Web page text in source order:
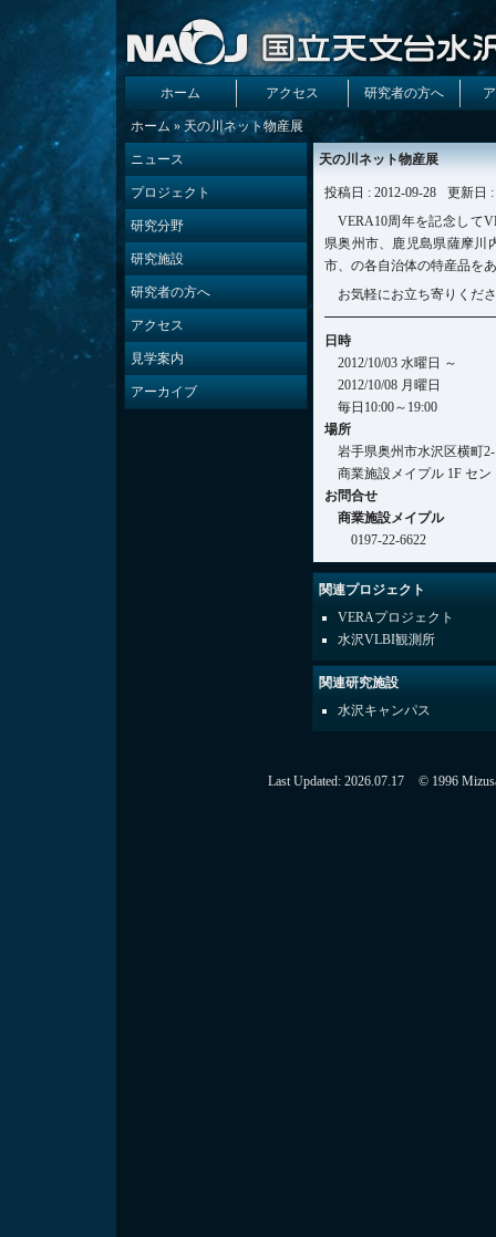
ホーム アクセス 研究者の方へ
ホーム » 天の川ネット物産展
ニュース
プロジェクト
研究分野
研究施設
研究者の方へ
アクセス
見学案内
アーカイブ
天の川ネット物産展
投稿日 : 2012-09-28
更新日 :
VERA10周年を記念して
県奥州市、鹿児島県薩摩川
市、の各自治体の特産品を
お気軽にお立ち寄りくだ
日時
2012/10/03 水曜日 ～
2012/10/08 月曜日
毎日10:00～19:00
場所
岩手県奥州市水沢区横町
商業施設メイプル 1F セ
お問合せ
商業施設メイプル
0197-22-6622
関連プロジェクト
VERAプロジェクト
水沢VLBI観測所
関連研究施設
水沢キャンパス
Last Updated: 2026.07.17 © 1996